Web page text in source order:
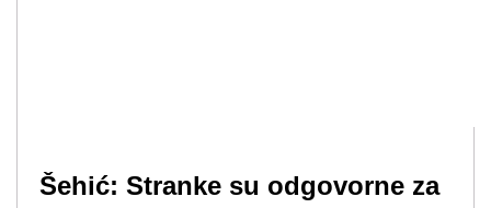
Šehić: Stranke su odgovorne za